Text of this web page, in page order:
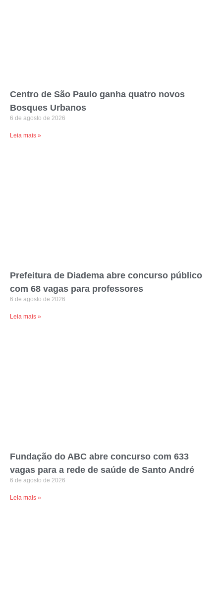
Centro de São Paulo ganha quatro novos
Bosques Urbanos
6 de agosto de 2026
Leia mais »
Prefeitura de Diadema abre concurso público
com 68 vagas para professores
6 de agosto de 2026
Leia mais »
Fundação do ABC abre concurso com 633
vagas para a rede de saúde de Santo André
6 de agosto de 2026
Leia mais »